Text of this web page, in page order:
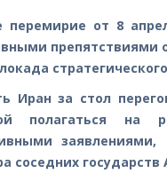
перемирие от 8
Иран за стол
полагаться на
соседних государств